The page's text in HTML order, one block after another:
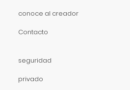
conoce al creador
Contacto
seguridad
privado